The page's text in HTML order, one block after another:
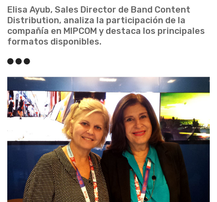
Elisa Ayub, Sales Director de Band Content
Distribution, analiza la participación de la
compañía en MIPCOM y destaca los principales
formatos disponibles.